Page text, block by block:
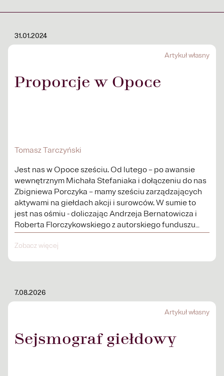
31.01.2024
Artykuł własny
Proporcje w Opoce
Tomasz Tarczyński
Jest nas w Opoce sześciu. Od lutego – po awansie
wewnętrznym Michała Stefaniaka i dołączeniu do nas
Zbigniewa Porczyka – mamy sześciu zarządzających
aktywami na giełdach akcji i surowców. W sumie to
jest nas ośmiu - doliczając Andrzeja Bernatowicza i
Roberta Florczykowskiego z autorskiego funduszu
Third dot – osiem osób...
Zobacz więcej
7.08.2026
Artykuł własny
Sejsmograf giełdowy